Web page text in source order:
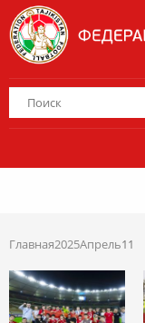
Главная2025Апрель11